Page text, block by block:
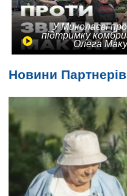
У Миколаєві
підтримку
Олега